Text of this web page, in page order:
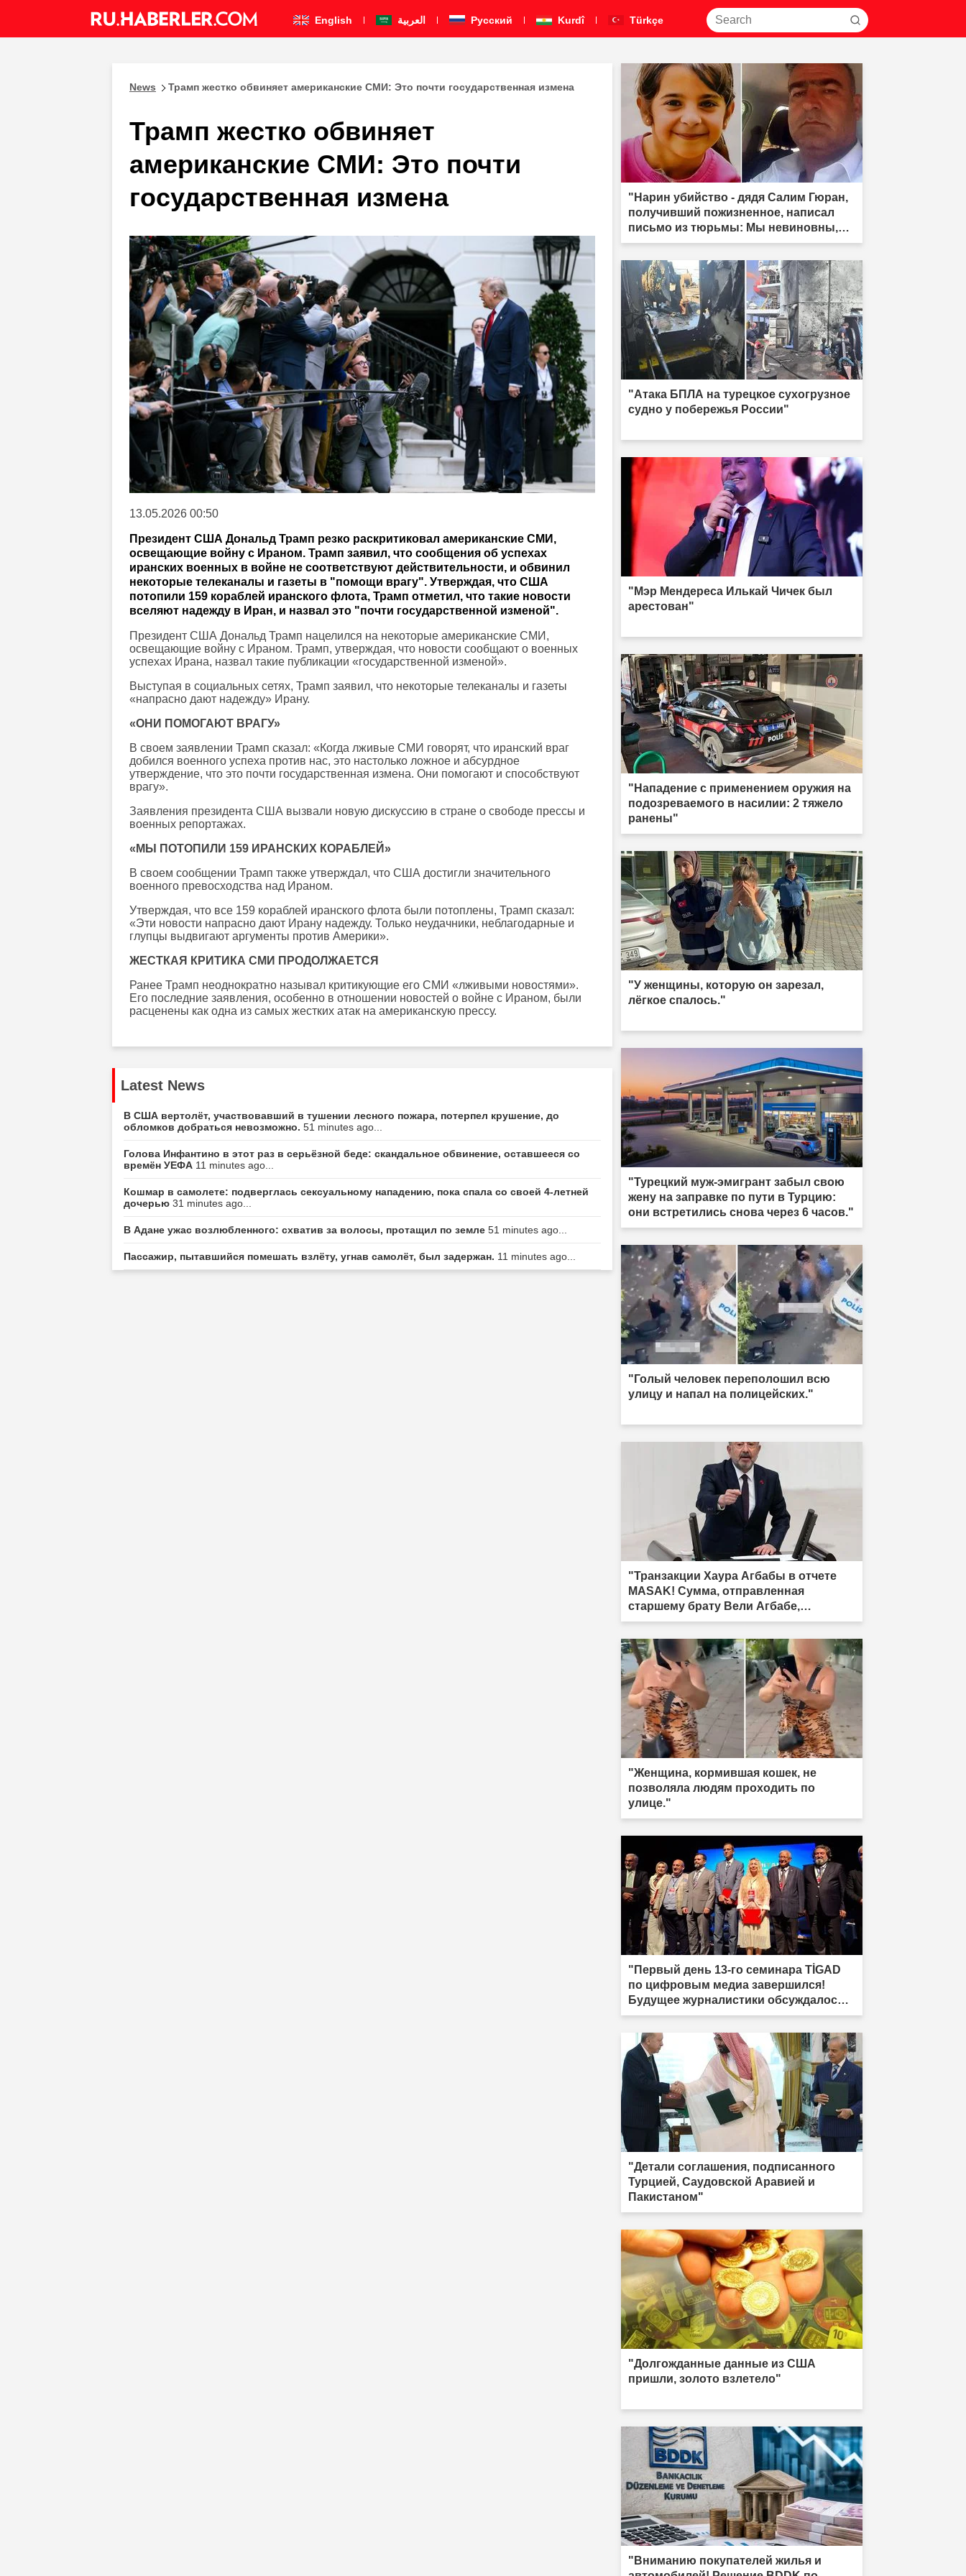
English العربية Pусский Kurdî Türkçe
News Трамп жестко обвиняет американские СМИ: Это почти государственная измена
Трамп жестко обвиняет
американские СМИ: Это почти
государственная измена
13.05.2026 00:50
Президент США Дональд Трамп резко раскритиковал американские СМИ,
освещающие войну с Ираном. Трамп заявил, что сообщения об успехах
иранских военных в войне не соответствуют действительности, и обвинил
некоторые телеканалы и газеты в "помощи врагу". Утверждая, что США
потопили 159 кораблей иранского флота, Трамп отметил, что такие новости
вселяют надежду в Иран, и назвал это "почти государственной изменой".
Президент США Дональд Трамп нацелился на некоторые американские СМИ,
освещающие войну с Ираном. Трамп, утверждая, что новости сообщают о военных
успехах Ирана, назвал такие публикации «государственной изменой».
Выступая в социальных сетях, Трамп заявил, что некоторые телеканалы и газеты
«напрасно дают надежду» Ирану.
«ОНИ ПОМОГАЮТ ВРАГУ»
В своем заявлении Трамп сказал: «Когда лживые СМИ говорят, что иранский враг
добился военного успеха против нас, это настолько ложное и абсурдное
утверждение, что это почти государственная измена. Они помогают и способствуют
врагу».
Заявления президента США вызвали новую дискуссию в стране о свободе прессы и
военных репортажах.
«МЫ ПОТОПИЛИ 159 ИРАНСКИХ КОРАБЛЕЙ»
В своем сообщении Трамп также утверждал, что США достигли значительного
военного превосходства над Ираном.
Утверждая, что все 159 кораблей иранского флота были потоплены, Трамп сказал:
«Эти новости напрасно дают Ирану надежду. Только неудачники, неблагодарные и
глупцы выдвигают аргументы против Америки».
ЖЕСТКАЯ КРИТИКА СМИ ПРОДОЛЖАЕТСЯ
Ранее Трамп неоднократно называл критикующие его СМИ «лживыми новостями».
Его последние заявления, особенно в отношении новостей о войне с Ираном, были
расценены как одна из самых жестких атак на американскую прессу.
Latest News
В США вертолёт, участвовавший в тушении лесного пожара, потерпел крушение, до
обломков добраться невозможно. 51 minutes ago...
Голова Инфантино в этот раз в серьёзной беде: скандальное обвинение, оставшееся со
времён УЕФА 11 minutes ago...
Кошмар в самолете: подверглась сексуальному нападению, пока спала со своей 4-летней
дочерью 31 minutes ago...
В Адане ужас возлюбленного: схватив за волосы, протащил по земле 51 minutes ago...
Пассажир, пытавшийся помешать взлёту, угнав самолёт, был задержан. 11 minutes ago...
"Нарин убийство - дядя Салим Гюран,
получивший пожизненное, написал
письмо из тюрьмы: Мы невиновны,
мы не убийцы"
"Атака БПЛА на турецкое сухогрузное
судно у побережья России"
"Мэр Мендереса Илькай Чичек был
арестован"
"Нападение с применением оружия на
подозреваемого в насилии: 2 тяжело
ранены"
"У женщины, которую он зарезал,
лёгкое спалось."
"Турецкий муж-эмигрант забыл свою
жену на заправке по пути в Турцию:
они встретились снова через 6 часов."
"Голый человек переполошил всю
улицу и напал на полицейских."
"Транзакции Хаура Агбабы в отчете
MASAK! Сумма, отправленная
старшему брату Вели Агбабе,
поразила"
"Женщина, кормившая кошек, не
позволяла людям проходить по
улице."
"Первый день 13-го семинара TİGAD
по цифровым медиа завершился!
Будущее журналистики обсуждалось в
Ыгдыре"
"Детали соглашения, подписанного
Турцией, Саудовской Аравией и
Пакистаном"
"Долгожданные данные из США
пришли, золото взлетело"
"Вниманию покупателей жилья и